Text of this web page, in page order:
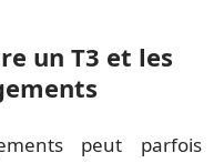
un T3 et les
peut parfois